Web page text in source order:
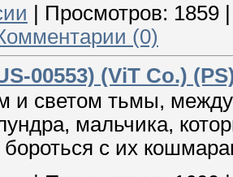
Просмотров: 1859
(0)
00553) (ViT Co.)
и светом тьмы,
мальчика,
с их